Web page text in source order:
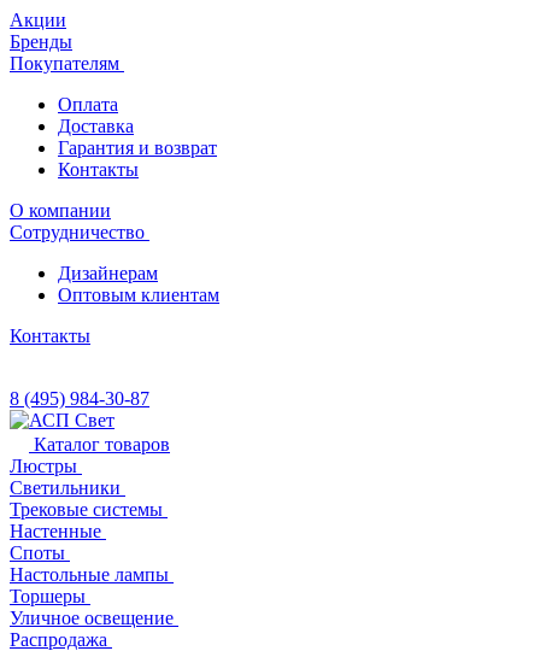
Акции
Бренды
Покупателям
Оплата
Доставка
Гарантия и возврат
Контакты
О компании
Сотрудничество
Дизайнерам
Оптовым клиентам
Контакты
8 (495) 984-30-87
Каталог товаров
Люстры
Светильники
Трековые системы
Настенные
Споты
Настольные лампы
Торшеры
Уличное освещение
Распродажа